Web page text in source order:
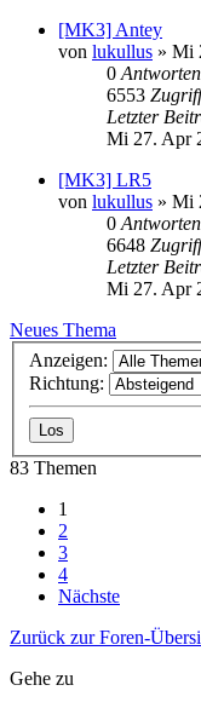
[MK3] Antey
von lukullus » Mi
0 Antworten
6553
Letzter
Mi 27. Apr
[MK3] LR5
von lukullus » Mi
0 Antworten
6648
Letzter
Mi 27. Apr
Neues Thema
Anzeigen:
Richtung:
83 Themen
1
2
3
4
Nächste
Zurück zur Foren-
Gehe zu